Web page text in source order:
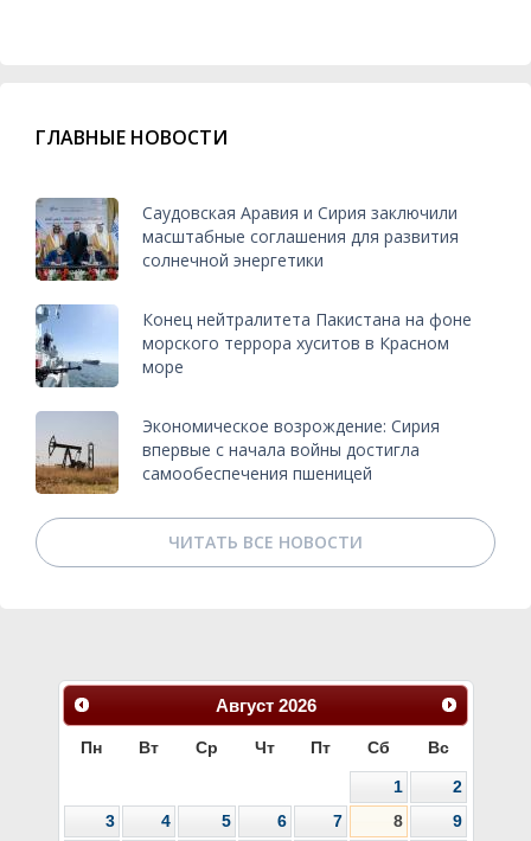
ГЛАВНЫЕ НОВОСТИ
Саудовская Аравия и Сирия заключили
масштабные соглашения для развития
солнечной энергетики
Конец нейтралитета Пакистана на фоне
морского террора хуситов в Красном
море
Экономическое возрождение: Сирия
впервые с начала войны достигла
самообеспечения пшеницей
ЧИТАТЬ ВСЕ НОВОСТИ
Август 2026
Пн Вт Ср Чт Пт Сб Вс
1
2
3
4 5 6 7 8
9